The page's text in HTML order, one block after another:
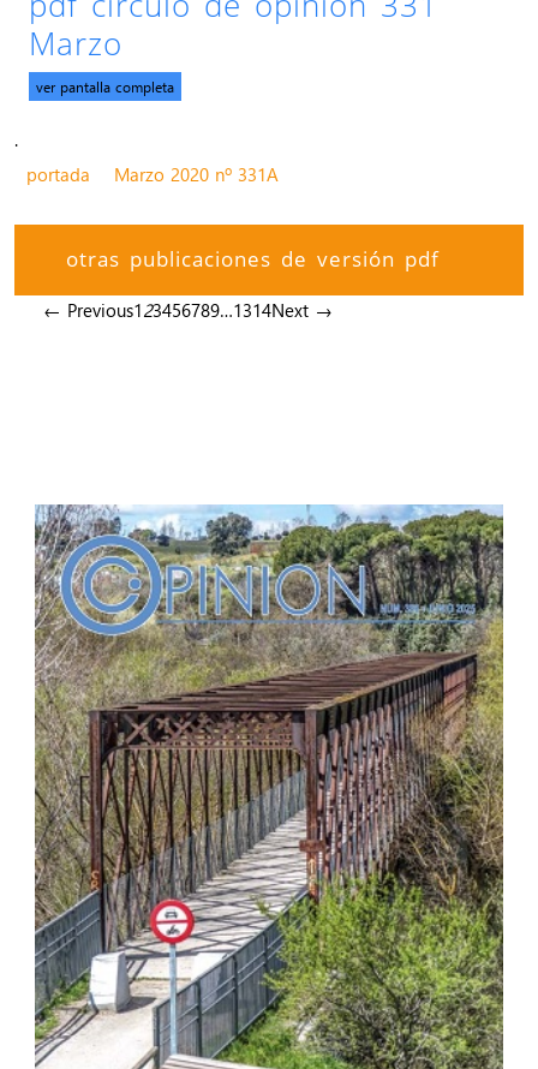
Marzo
ver pantalla completa
.
portada
Marzo 2020 nº 331A
otras publicaciones de versión pdf
← Previous123456789…1314Next →